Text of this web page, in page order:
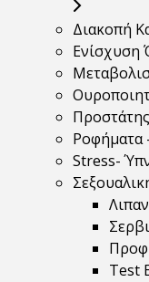
Διακοπή
Ενίσχυση
Προστάτης
Ροφήματα
Stress-
Test